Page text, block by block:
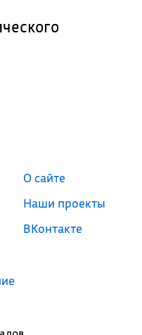
О сайте
Наши проекты
ВКонтакте